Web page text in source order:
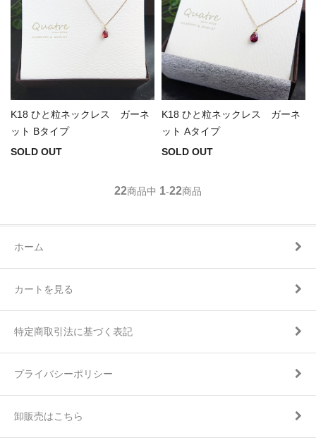
K18 ひと粒ネックレス ガーネ
ット Bタイプ
SOLD OUT
K18 ひと粒ネックレス ガーネ
ット Aタイプ
SOLD OUT
22商品中 1-22商品
ホーム
カートを見る
特定商取引法に基づく表記
プライバシーポリシー
卸販売はこちら